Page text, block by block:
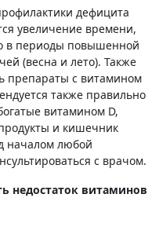
дефицита
увеличение времени,
в периоды повышенной
(весна и лето). Также
препараты с витамином
также правильно
витамином D,
и кишечник
началом любой
с врачом.
недостаток витаминов